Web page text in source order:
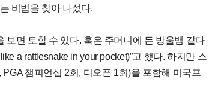
비법을 찾아 나섰다.
보면 토할 수 있다. 훅은 주머니에 든 방울뱀 같다
a rattlesnake in your pocket)”고 했다. 하지만 스
챔피언십 2회, 디오픈 1회)을 포함해 미국프